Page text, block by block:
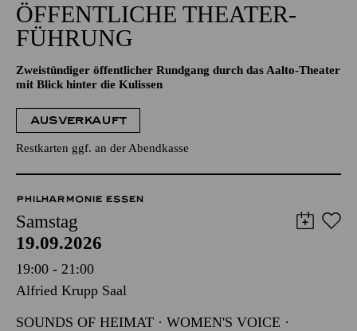
ÖFFENTLICHE THEATER­
FÜHRUNG
Zweistündiger öffentlicher Rundgang durch das Aalto-Theater
mit Blick hinter die Kulissen
AUSVERKAUFT
Restkarten ggf. an der Abendkasse
PHILHARMONIE ESSEN
Samstag
19.09.2026
19:00 - 21:00
Alfried Krupp Saal
SOUNDS OF HEIMAT · WOMEN'S VOICE ·